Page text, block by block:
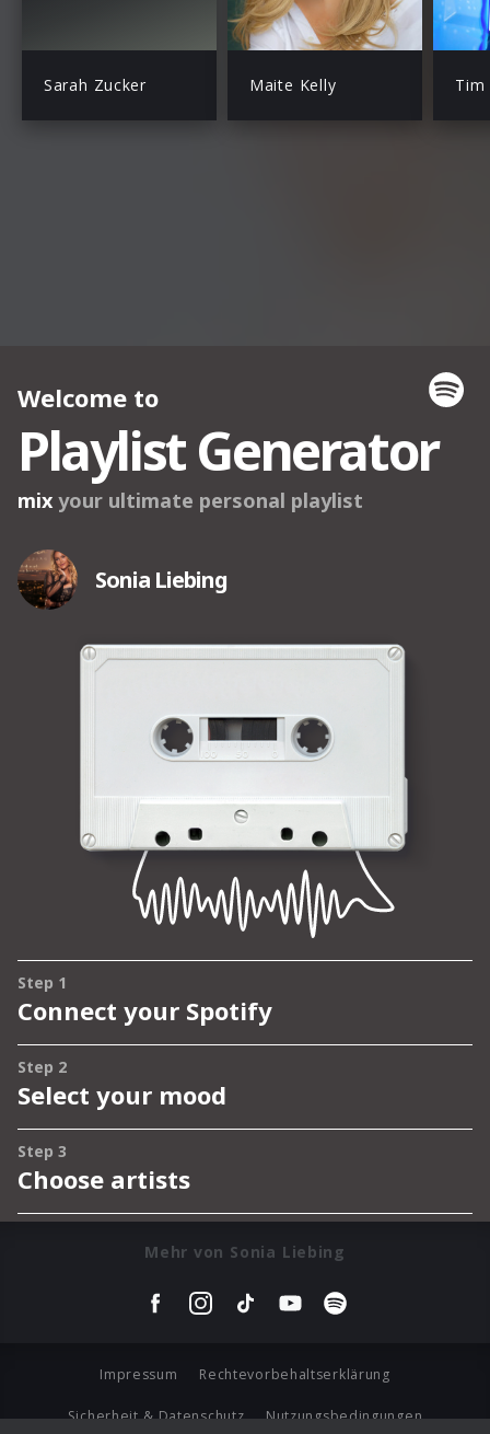
Sarah Zucker Maite Kelly Tim
Mehr von Sonia Liebing
Impressum Rechtevorbehaltserklärung
Sicherheit & Datenschutz Nutzungsbedingungen